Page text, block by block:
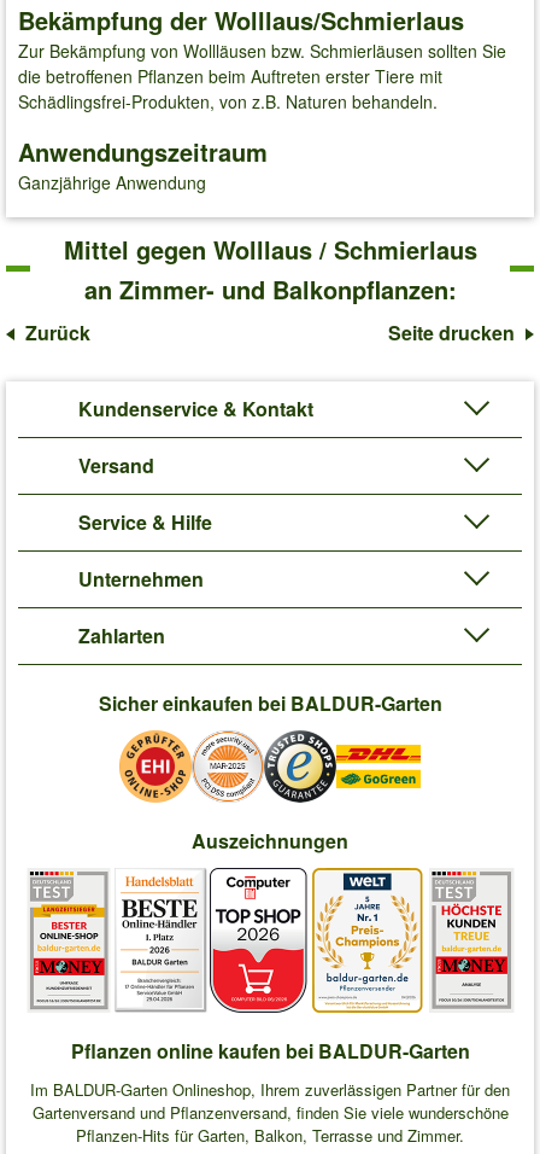
Bekämpfung der Wolllaus/Schmierlaus
Zur Bekämpfung von Wollläusen bzw. Schmierläusen sollten Sie
die betroffenen Pflanzen beim Auftreten erster Tiere mit
Schädlingsfrei-Produkten, von z.B. Naturen behandeln.
Anwendungszeitraum
Ganzjährige Anwendung
Mittel gegen Wolllaus / Schmierlaus
an Zimmer- und Balkonpflanzen:
Zurück Seite drucken
Kundenservice & Kontakt
Versand
Service & Hilfe
Unternehmen
Zahlarten
Sicher einkaufen bei BALDUR-Garten
Auszeichnungen
Pflanzen online kaufen bei BALDUR-Garten
Im BALDUR-Garten Onlineshop, Ihrem zuverlässigen Partner für den
Gartenversand und Pflanzenversand, finden Sie viele wunderschöne
Pflanzen-Hits für Garten, Balkon, Terrasse und Zimmer.